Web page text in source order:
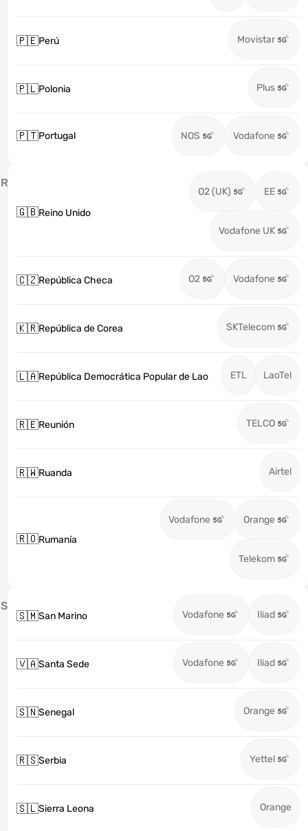
🇵🇪Perú Movistar
🇵🇱Polonia Plus
🇵🇹Portugal NOS Vodafone
R
🇬🇧Reino Unido
O2 (UK) EE
Vodafone UK
🇨🇿República Checa O2 Vodafone
🇰🇷República de Corea SKTelecom
🇱🇦República Democrática Popular de Lao ETL LaoTel
🇷🇪Reunión TELCO
🇷🇼Ruanda Airtel
🇷🇴Rumanía
Vodafone Orange
Telekom
S
🇸🇲San Marino Vodafone Iliad
🇻🇦Santa Sede Vodafone Iliad
🇸🇳Senegal Orange
🇷🇸Serbia Yettel
🇸🇱Sierra Leona Orange